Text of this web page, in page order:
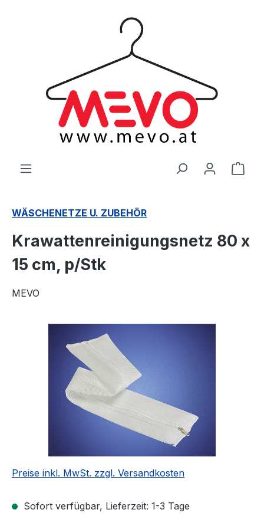
WÄSCHENETZE U. ZUBEHÖR
Krawattenreinigungsnetz 80 x
15 cm, p/Stk
MEVO
Bildergalerie überspringen
Preise inkl. MwSt. zzgl. Versandkosten
Sofort verfügbar, Lieferzeit: 1-3 Tage